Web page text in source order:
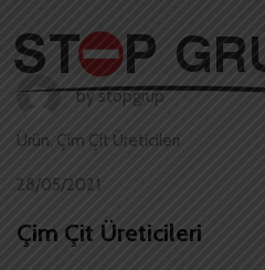
bystopgrup
Ürün, Çim Çit Üreticileri
28/05/2021
Çim Çit Üreticileri